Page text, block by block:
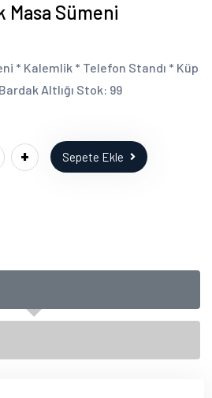
Masa Sümeni
* Kalemlik * Telefon Standı * Küp
Altlığı Stok: 99
+ Sepete Ekle